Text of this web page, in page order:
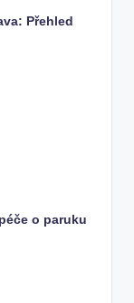
Přehled
o paruku